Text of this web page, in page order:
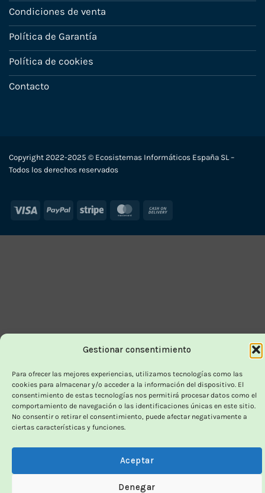
Gestionar consentimiento
Para ofrecer las mejores experiencias, utilizamos tecnologías como las
cookies para almacenar y/o acceder a la información del dispositivo. El
consentimiento de estas tecnologías nos permitirá procesar datos como el
comportamiento de navegación o las identificaciones únicas en este sitio.
No consentir o retirar el consentimiento, puede afectar negativamente a
ciertas características y funciones.
Aceptar
Denegar
Condiciones de venta
Política de Garantía
Política de cookies
Contacto
Copyright 2022-2025 © Ecosistemas Informáticos España SL –
Todos los derechos reservados
Visa PayPal Stripe MasterCard